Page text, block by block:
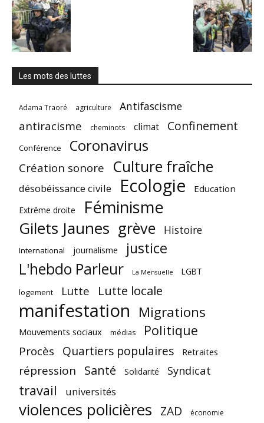
Les mots des luttes
Adama Traoré agriculture Antifascisme
antiracisme cheminots climat Confinement
Conférence Coronavirus
Création sonore Culture fraîche
désobéissance civile Ecologie Education
Extrême droite Féminisme
Gilets Jaunes grève Histoire
International journalisme justice
L'hebdo Parleur La Mensuelle
LGBT
logement
Lutte Lutte locale
manifestation Migrations
Mouvements sociaux médias Politique
Procès Quartiers populaires Retraites
répression Santé Solidarité Syndicat
travail universités
violences policières ZAD économie